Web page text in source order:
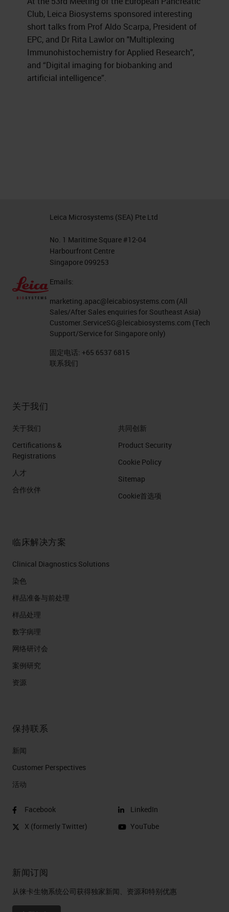
Club, Leica Biosystems sponsored interesting
short talks from Prof Aldo Scarpa, President of
EPC, and Dr Rita Lawlor on "Multiplexing
Immunohistochemistry for Applied Research",
and “Digital imaging for biobanking and
artificial intelligence”.
Leica Microsystems (SEA) Pte Ltd
No. 1 Maritime Square #12-04
Harbourfront Centre
Singapore 099253
Emails:
marketing.apac@leicabiosystems.com (All
Sales/After Sales enquiries for Southeast Asia)
Customer.ServiceSG@leicabiosystems.com (Tech
Support/Service for Singapore only)
固定电话: +65 6537 6815
联系我们
关于我们
关于我们
Certifications &
Registrations
人才
合作伙伴
共同创新
Product Security
Cookie Policy
Sitemap
Cookie首选项
临床解决方案
Clinical Diagnostics Solutions
染色
样品准备与前处理
样品处理
数字病理
网络研讨会
案例研究
资源
保持联系
新闻
Customer Perspectives​
活动
Facebook
X (formerly Twitter)
LinkedIn
YouTube
新闻订阅
从徕卡生物系统公司获得独家新闻、资源和特别优惠